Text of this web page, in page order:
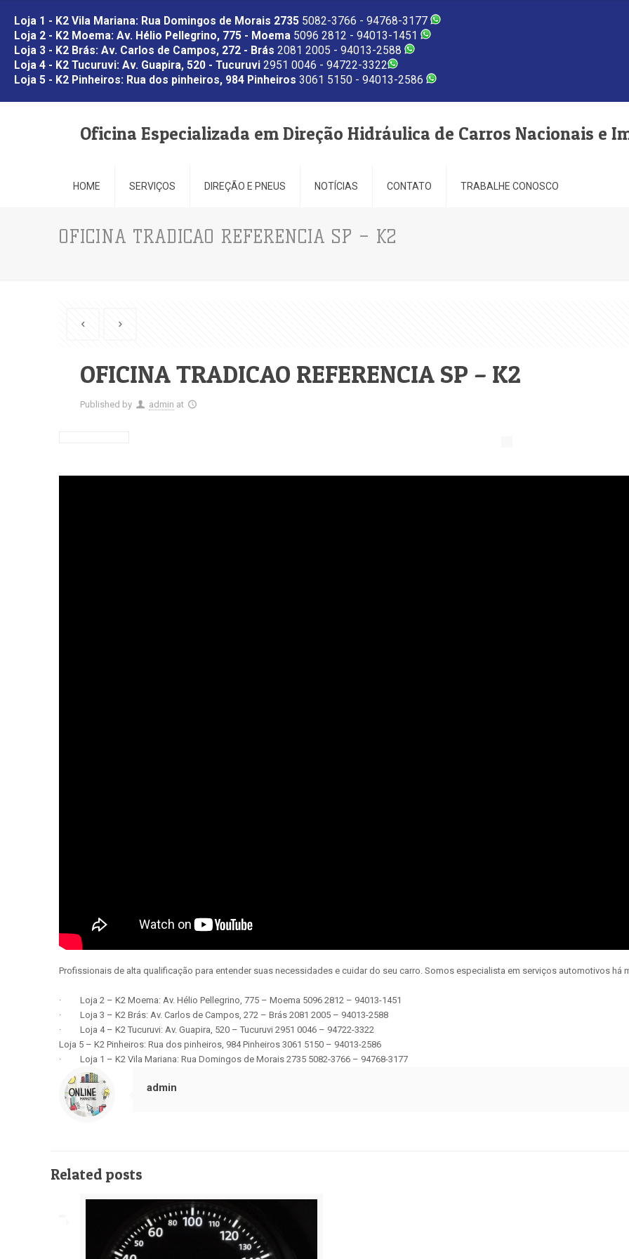
Loja 1 - K2 Vila Mariana: Rua Domingos de Morais 2735 5082-3766 - 94768-3177
Loja 2 - K2 Moema: Av. Hélio Pellegrino, 775 - Moema 5096 2812 - 94013-1451
Loja 3 - K2 Brás: Av. Carlos de Campos, 272 - Brás 2081 2005 - 94013-2588
Loja 4 - K2 Tucuruvi: Av. Guapira, 520 - Tucuruvi 2951 0046 - 94722-3322
Loja 5 - K2 Pinheiros: Rua dos pinheiros, 984 Pinheiros 3061 5150 - 94013-2586
Oficina Especializada em Direção Hidráulica de Carros Nacionais e
HOME SERVIÇOS DIREÇÃO E PNEUS NOTÍCIAS CONTATO TRABALHE CONOSCO
OFICINA TRADICAO REFERENCIA SP – K2
OFICINA TRADICAO REFERENCIA SP – K2
Published by admin at
Profissionais de alta qualificação para entender suas necessidades e cuidar do seu carro. Somos especialista em serviços automotivos há
· Loja 2 – K2 Moema: Av. Hélio Pellegrino, 775 – Moema 5096 2812 – 94013-1451
· Loja 3 – K2 Brás: Av. Carlos de Campos, 272 – Brás 2081 2005 – 94013-2588
· Loja 4 – K2 Tucuruvi: Av. Guapira, 520 – Tucuruvi 2951 0046 – 94722-3322
Loja 5 – K2 Pinheiros: Rua dos pinheiros, 984 Pinheiros 3061 5150 – 94013-2586
· Loja 1 – K2 Vila Mariana: Rua Domingos de Morais 2735 5082-3766 – 94768-3177
admin
Related posts